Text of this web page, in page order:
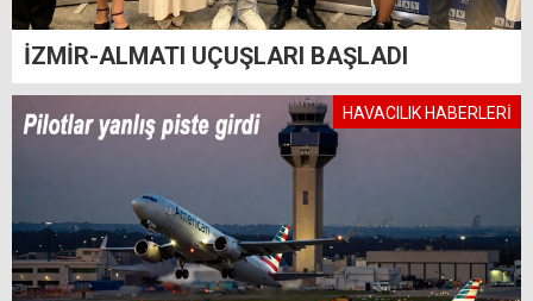
İZMİR-ALMATI UÇUŞLARI BAŞLADI
HAVACILIK HABERLERİ